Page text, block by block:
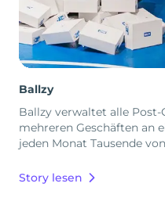
Ballzy
Ballzy verwaltet alle Post-
mehreren Geschäften an
jeden Monat Tausende
Story lesen